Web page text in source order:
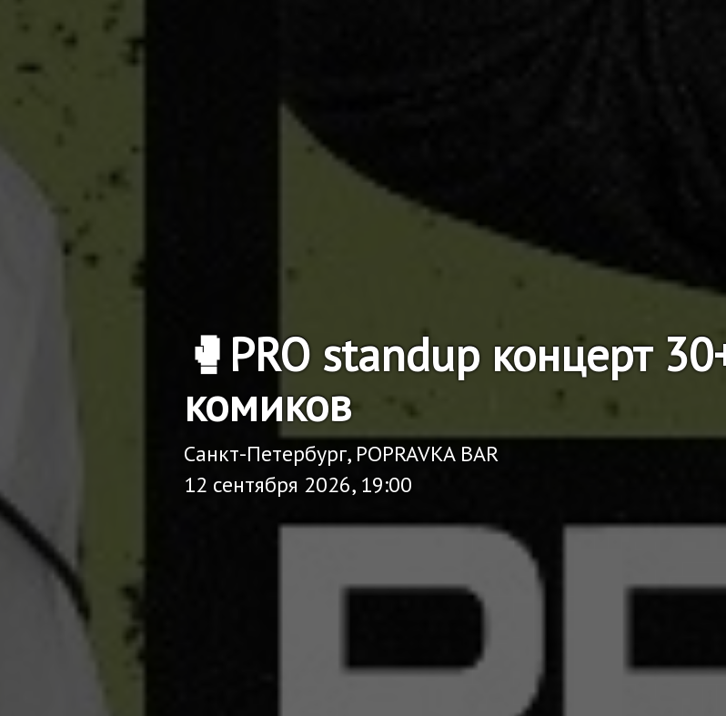
🥊PRO standup концерт
комиков
Санкт-Петербург, POPRAVKA BAR
12 сентября 2026, 19:00